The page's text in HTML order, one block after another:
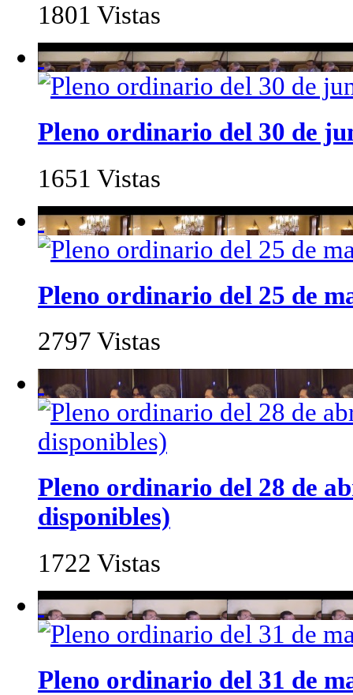
1801 Vistas
Pleno ordinario del 30 de
1651 Vistas
Pleno ordinario del 25 de
2797 Vistas
Pleno ordinario del 28 de
disponibles)
1722 Vistas
Pleno ordinario del 31 de